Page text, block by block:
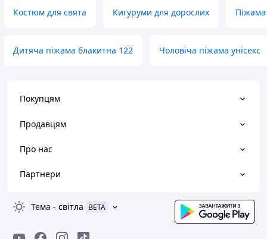
Костюм для свята Кигуруми для дорослих Піжама
Дитяча піжама блакитна 122 Чоловіча піжама унісекс
Покупцям
Продавцям
Про нас
Партнери
Тема - світла BETA